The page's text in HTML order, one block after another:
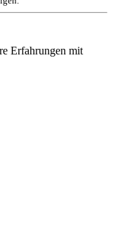
Erfahrungen mit